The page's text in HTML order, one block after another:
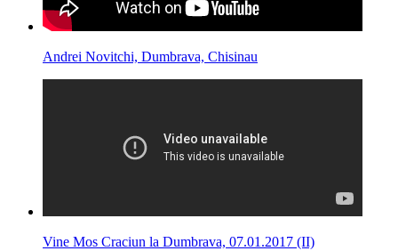
Andrei Novitchi, Dumbrava, Chisinau
Vine Mos Craciun la Dumbrava, 07.01.2017 (II)